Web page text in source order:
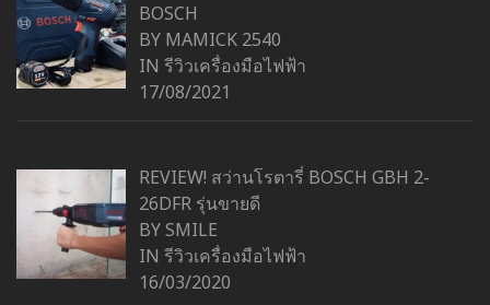
BOSCH
BY MAMICK 2540
IN รีวิวเครื่องมือไฟฟ้า
17/08/2021
REVIEW! สว่านโรตารี่ BOSCH GBH 2-
26DFR รุ่นขายดี
BY SMILE
IN รีวิวเครื่องมือไฟฟ้า
16/03/2020